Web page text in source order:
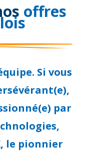
offres
Si vous
par
le pionnier